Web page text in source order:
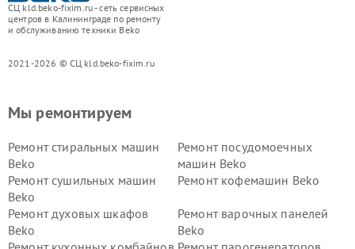
СЦ kld.beko-fixim.ru - сеть сервисных
центров в Калининграде по ремонту
и обслуживанию техники Beko
2021-2026 © СЦ kld.beko-fixim.ru
Мы ремонтируем
Ремонт стиральных машин
Beko
Ремонт посудомоечных
машин Beko
Ремонт сушильных машин
Beko
Ремонт кофемашин Beko
Ремонт духовых шкафов
Beko
Ремонт варочных панелей
Beko